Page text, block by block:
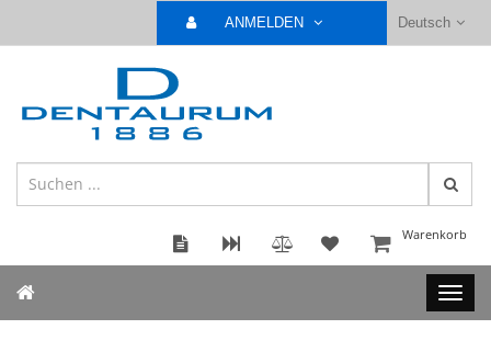
Deutsch
ANMELDEN
Warenkorb